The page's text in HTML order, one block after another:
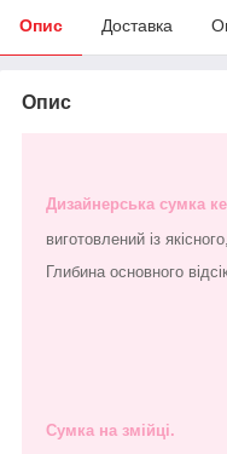
Опис Доставка
Опис
Дизайнерська сумка
виготовлений із
Глибина основного
Сумка на змійці.